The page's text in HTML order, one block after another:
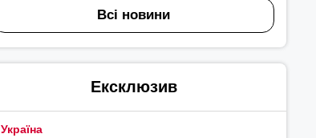
Всі новини
Ексклюзив
Україна